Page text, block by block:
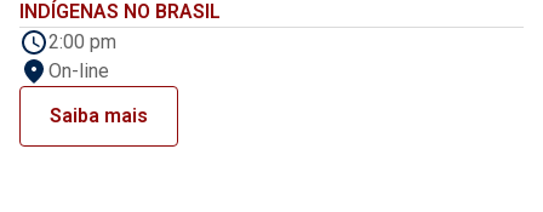
INDÍGENAS NO BRASIL
2:00 pm
On-line
Saiba mais